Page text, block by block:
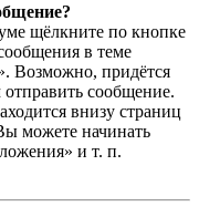
щёлкните по кнопке
в теме
Возможно, придётся
отправить сообщение.
внизу страниц
можете начинать
и т. п.